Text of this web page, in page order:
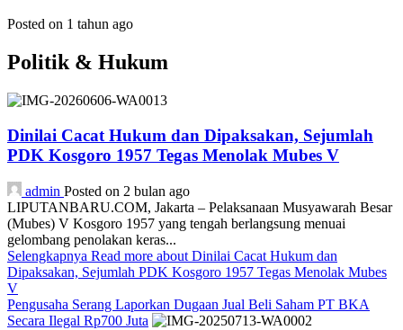
Posted on 1 tahun ago
Politik & Hukum
Dinilai Cacat Hukum dan Dipaksakan, Sejumlah
PDK Kosgoro 1957 Tegas Menolak Mubes V
admin Posted on 2 bulan ago
LIPUTANBARU.COM, Jakarta – Pelaksanaan Musyawarah Besar
(Mubes) V Kosgoro 1957 yang tengah berlangsung menuai
gelombang penolakan keras...
Selengkapnya Read more about Dinilai Cacat Hukum dan
Dipaksakan, Sejumlah PDK Kosgoro 1957 Tegas Menolak Mubes
V
Pengusaha Serang Laporkan Dugaan Jual Beli Saham PT BKA
Secara Ilegal Rp700 Juta